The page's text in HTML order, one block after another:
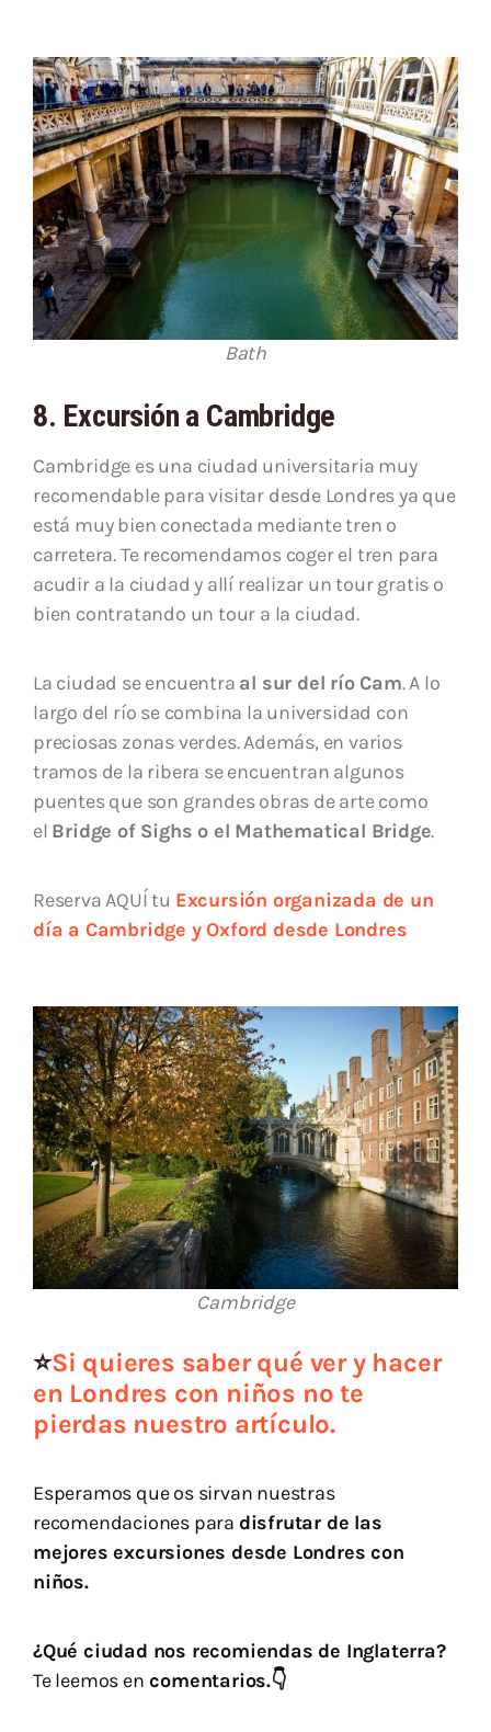
Bath
8. Excursión a Cambridge
Cambridge es una ciudad universitaria muy
recomendable para visitar desde Londres ya que
está muy bien conectada mediante tren o
carretera. Te recomendamos coger el tren para
acudir a la ciudad y allí realizar un tour gratis o
bien contratando un tour a la ciudad.
La ciudad se encuentra al sur del río Cam. A lo
largo del río se combina la universidad con
preciosas zonas verdes. Además, en varios
tramos de la ribera se encuentran algunos
puentes que son grandes obras de arte como
el Bridge of Sighs o el Mathematical Bridge.
Reserva AQUÍ tu Excursión organizada de un
día a Cambridge y Oxford desde Londres
Cambridge
⭐Si quieres saber qué ver y hacer
en Londres con niños no te
pierdas nuestro artículo.
Esperamos que os sirvan nuestras
recomendaciones para disfrutar de las
mejores excursiones desde Londres con
niños.
¿Qué ciudad nos recomiendas de Inglaterra?
Te leemos en comentarios.👇